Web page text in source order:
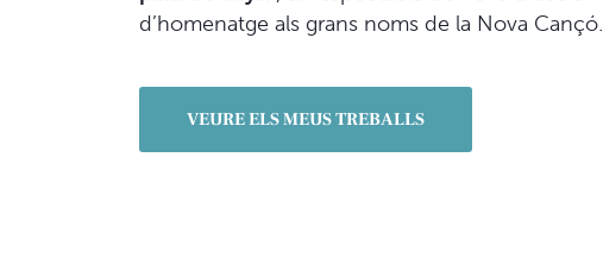
d’homenatge als grans noms de la Nova Cançó.
VEURE ELS MEUS TREBALLS